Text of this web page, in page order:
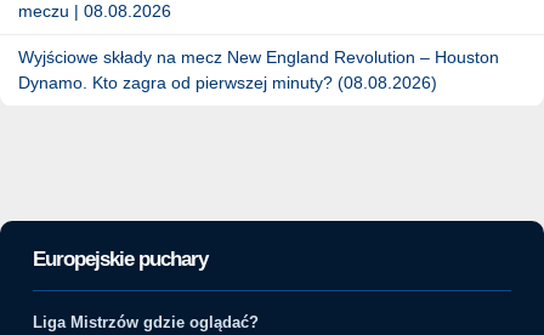
meczu | 08.08.2026
Wyjściowe składy na mecz New England Revolution – Houston
Dynamo. Kto zagra od pierwszej minuty? (08.08.2026)
Europejskie puchary
Liga Mistrzów gdzie oglądać?